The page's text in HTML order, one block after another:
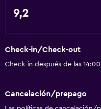
A pie de pista
Patinaje sobre hielo
Snowboard
9,2
Check-in/Check-out
Check-in después de las
Cancelación/prepago